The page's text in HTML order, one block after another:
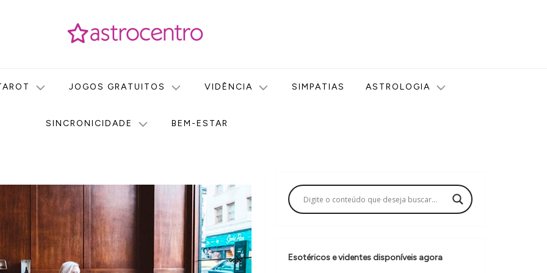
JOGOS GRATUITOS VIDÊNCIA SIMPATIAS ASTROLOGIA
SINCRONICIDADE BEM-ESTAR
Esotéricos e videntes disponíveis agora